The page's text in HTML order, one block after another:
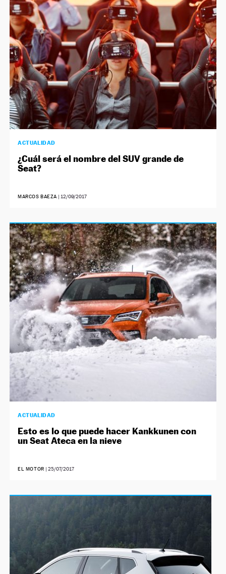
NEWSLETTER
SÍGUENOS
ACTUALIDAD
¿Cuál será el nombre del SUV grande de
Seat?
MARCOS BAEZA | 12/09/2017
ACTUALIDAD
Esto es lo que puede hacer Kankkunen con
un Seat Ateca en la nieve
EL MOTOR | 25/07/2017